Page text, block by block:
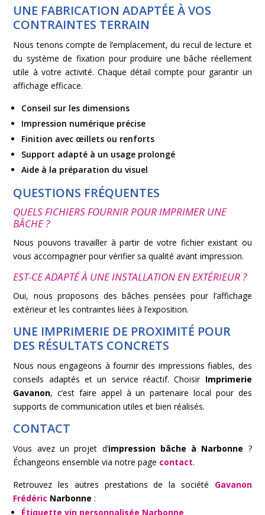
UNE FABRICATION ADAPTÉE À VOS
CONTRAINTES TERRAIN
Nous tenons compte de l’emplacement, du recul de lecture et
du système de fixation pour produire une bâche réellement
utile à votre activité. Chaque détail compte pour garantir un
affichage efficace.
Conseil sur les dimensions
Impression numérique précise
Finition avec œillets ou renforts
Support adapté à un usage prolongé
Aide à la préparation du visuel
QUESTIONS FRÉQUENTES
QUELS FICHIERS FOURNIR POUR IMPRIMER UNE
BÂCHE ?
Nous pouvons travailler à partir de votre fichier existant ou
vous accompagner pour vérifier sa qualité avant impression.
EST-CE ADAPTÉ À UNE INSTALLATION EN EXTÉRIEUR ?
Oui, nous proposons des bâches pensées pour l’affichage
extérieur et les contraintes liées à l’exposition.
UNE IMPRIMERIE DE PROXIMITÉ POUR
DES RÉSULTATS CONCRETS
Nous nous engageons à fournir des impressions fiables, des
conseils adaptés et un service réactif. Choisir Imprimerie
Gavanon, c’est faire appel à un partenaire local pour des
supports de communication utiles et bien réalisés.
CONTACT
Vous avez un projet d’impression bâche à Narbonne ?
Échangeons ensemble via notre page contact.
Retrouvez les autres prestations de la société Gavanon
Frédéric Narbonne :
Étiquette vin personnalisée Narbonne